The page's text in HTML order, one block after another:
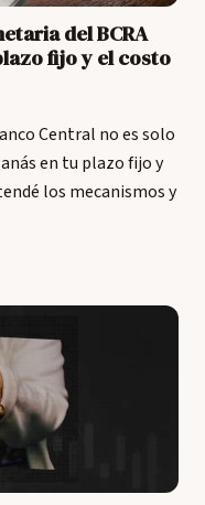
del BCRA
fijo y el costo
Central no es solo
en tu plazo fijo y
los mecanismos y